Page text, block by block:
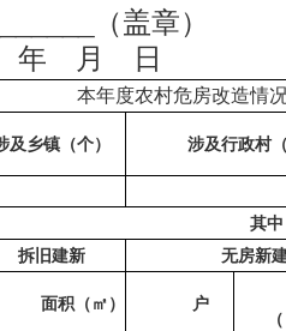
（盖章）
月 日
本年度农村危房改造情
及乡镇（个） 涉及行政村
其中
拆旧建新
无房新
面积（㎡）
户
（